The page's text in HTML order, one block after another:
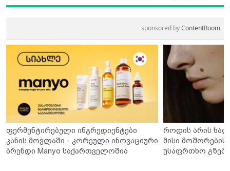
sponsored byContentRoom
ფერმენტირებული ინგრედიენტები
კანის მოვლაში - კორეული ინოვაციური
ბრენდი Manyo საქართველოშია
როდის არის
მისი მოშორების
უსაფრთხო გზები